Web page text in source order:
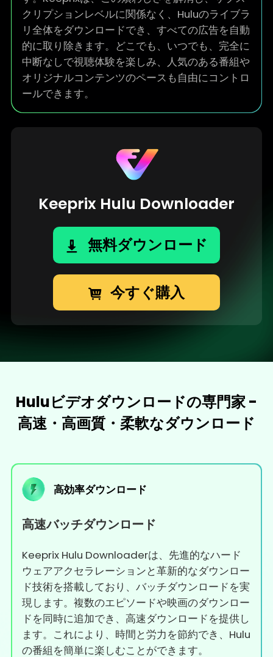
す。Keeprixは、この煩わしさを解消し、サブス
クリプションレベルに関係なく、Huluのライブラ
リ全体をダウンロードでき、すべての広告を自動
的に取り除きます。どこでも、いつでも、完全に
中断なしで視聴体験を楽しみ、人気のある番組や
オリジナルコンテンツのペースも自由にコントロ
ールできます。
Keeprix Hulu Downloader
無料ダウンロード
今すぐ購入
Huluビデオダウンロードの専門家 -
高速・高画質・柔軟なダウンロード
Keeprix Hulu Downloaderは、先進的なハード
ウェアアクセラレーションと革新的なダウンロー
ド技術を搭載しており、バッチダウンロードを実
現します。複数のエピソードや映画のダウンロー
ドを同時に追加でき、高速ダウンロードを提供し
ます。これにより、時間と労力を節約でき、Hulu